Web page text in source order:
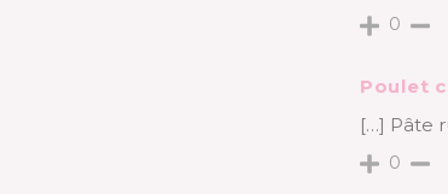
0
Poulet
[…] Pâte
0